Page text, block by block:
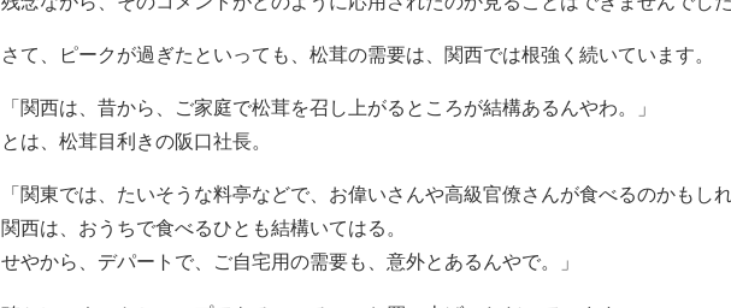
さて、ピークが過ぎたといっても、松茸の需要は、関西では根強く続いています。
「関西は、昔から、ご家庭で松茸を召し上がるところが結構あるんやわ。」
とは、松茸目利きの阪口社長。
「関東では、たいそうな料亭などで、お偉いさんや高級官僚さんが食べるのかもしれ
関西は、おうちで食べるひとも結構いてはる。
せやから、デパートで、ご自宅用の需要も、意外とあるんやで。」